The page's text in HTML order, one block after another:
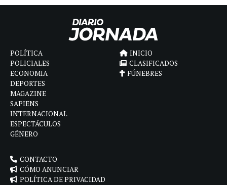
POLÍTICA
POLICIALES
ECONOMIA
DEPORTES
MAGAZINE
SAPIENS
INTERNACIONAL
ESPECTÁCULOS
GÉNERO
INICIO
CLASIFICADOS
FÚNEBRES
CONTACTO
CÓMO ANUNCIAR
POLÍTICA DE PRIVACIDAD